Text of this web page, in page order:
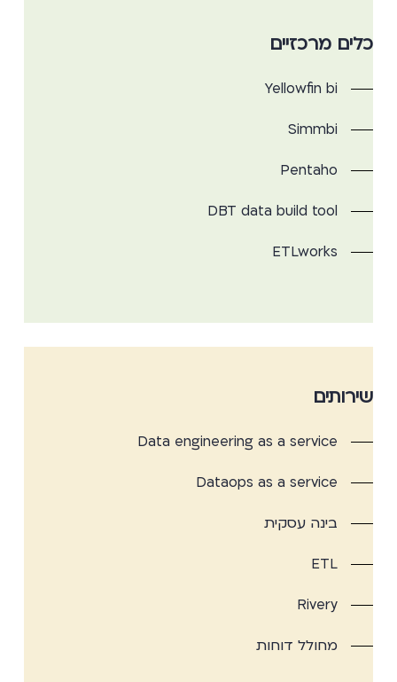
כלים מרכזיים
Yellowfin bi
Simmbi
Pentaho
DBT data build tool
ETLworks
שירותים
Data engineering as a service
Dataops as a service
בינה עסקית
ETL
Rivery
מחולל דוחות